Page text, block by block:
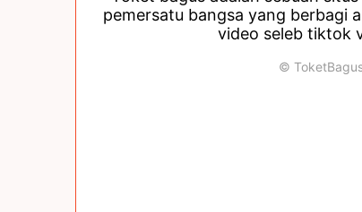
pemersatu bangsa yang berbagi
video seleb tiktok
©